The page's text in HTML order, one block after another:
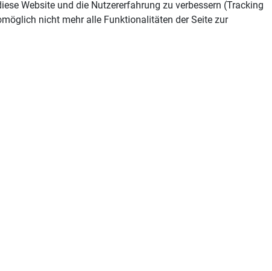
Website und die Nutzererfahrung zu verbessern (Tracking
nicht mehr alle Funktionalitäten der Seite zur